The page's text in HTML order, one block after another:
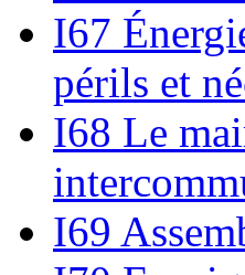
I67
périls et
I68 Le
I69